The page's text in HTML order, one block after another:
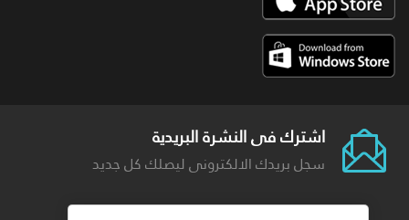
اشترك فى النشرة البريدية
سجل بريدك الالكترونى ليصلك كل جديد